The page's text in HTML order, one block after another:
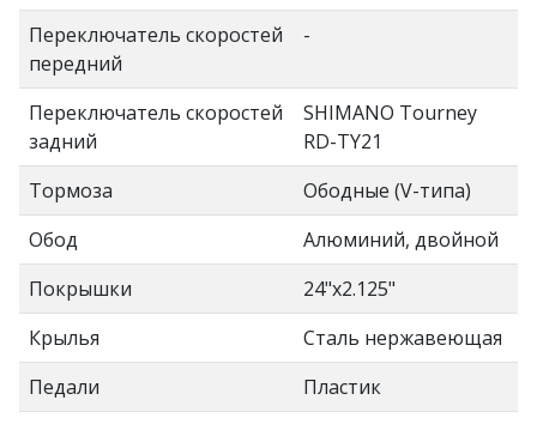
Переключатель скоростей
передний
-
Переключатель скоростей
задний
SHIMANO Tourney
RD-TY21
Тормоза
Ободные (V-типа)
Обод
Алюминий, двойной
Покрышки
24"x2.125"
Крылья
Сталь нержавеющая
Педали
Пластик